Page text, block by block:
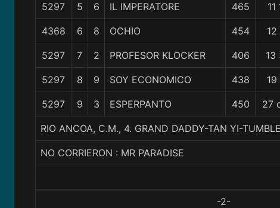
5297 5 6 IL IMPERATORE 465 11
4368 6 8 OCHIO 454 12
5297 7 2 PROFESOR KLOCKER 406 13
5297 8 9 SOY ECONOMICO 438 19
5297 9 3 ESPERPANTO 450 27
RIO ANCOA, C.M., 4. GRAND DADDY-TAN YI-
NO CORRIERON : MR PARADISE
-2-